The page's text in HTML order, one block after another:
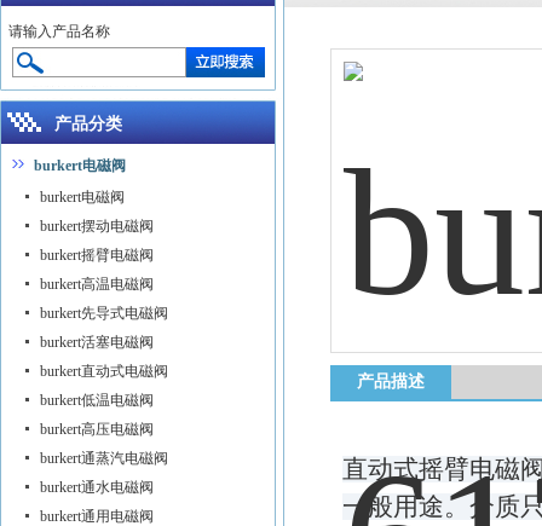
产品描述
直动式摇臂电磁
一般用途。介质
请输入产品名称
产品分类
burkert电磁阀
burkert电磁阀
burkert摆动电磁阀
burkert摇臂电磁阀
burkert高温电磁阀
burkert先导式电磁阀
burkert活塞电磁阀
burkert直动式电磁阀
burkert低温电磁阀
burkert高压电磁阀
burkert通蒸汽电磁阀
burkert通水电磁阀
burkert通用电磁阀